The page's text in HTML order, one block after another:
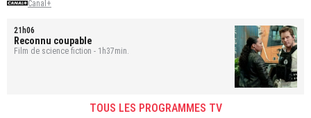
Canal+
21h06
Reconnu coupable
Film de science fiction - 1h37min.
TOUS LES PROGRAMMES TV